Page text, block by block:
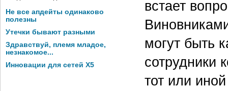
Не все апдейты одинаково
полезны
Утечки бывают разными
Здравствуй, племя младое,
незнакомое...
Инновации для сетей X5
встает
могут быть
сотрудники
тот или